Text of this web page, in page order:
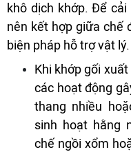
khô dịch khớp. Để
nên kết hợp giữa chế
biện pháp hỗ trợ vật lý.
Khi khớp gối
các hoạt động
thang nhiều
sinh hoạt hằng
chế ngồi xổm